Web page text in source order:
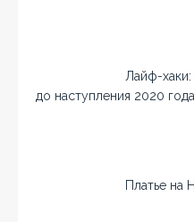
Лайф-хаки:
до наступления 2020 года
Платье на